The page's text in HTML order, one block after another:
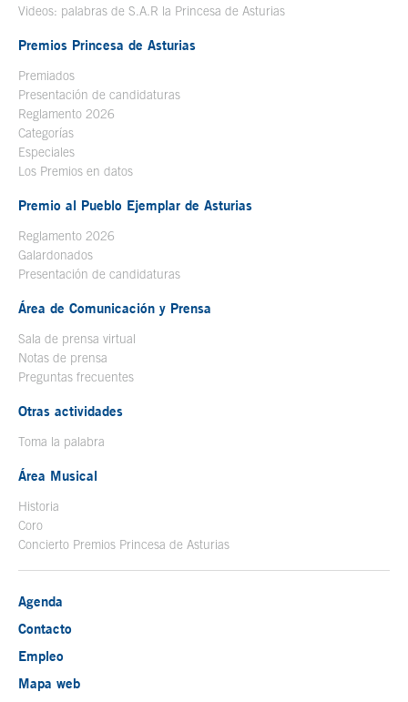
Videos: palabras de S.A.R la Princesa de Asturias
Premios Princesa de Asturias
Premiados
Presentación de candidaturas
Reglamento 2026
Categorías
Especiales
Los Premios en datos
Premio al Pueblo Ejemplar de Asturias
Reglamento 2026
Galardonados
Presentación de candidaturas
Área de Comunicación y Prensa
Sala de prensa virtual
Notas de prensa
Preguntas frecuentes
Otras actividades
Toma la palabra
Área Musical
Historia
Coro
Concierto Premios Princesa de Asturias
Agenda
Contacto
Empleo
Mapa web